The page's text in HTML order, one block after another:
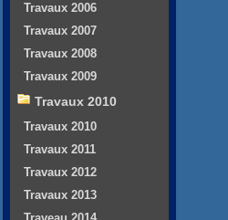
Travaux 2006
Travaux 2007
Travaux 2008
Travaux 2009
Travaux 2010
Travaux 2010
Travaux 2011
Travaux 2012
Travaux 2013